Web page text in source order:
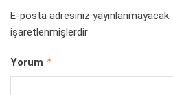
E-posta adresiniz yayınlanmayacak.
işaretlenmişlerdir
Yorum *